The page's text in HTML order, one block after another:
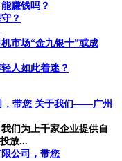
赚钱吗？
？
市场“金九银十”或成
人如此着迷？
关于我们——广州
们为上千家企业提供自
放...
公司，带您